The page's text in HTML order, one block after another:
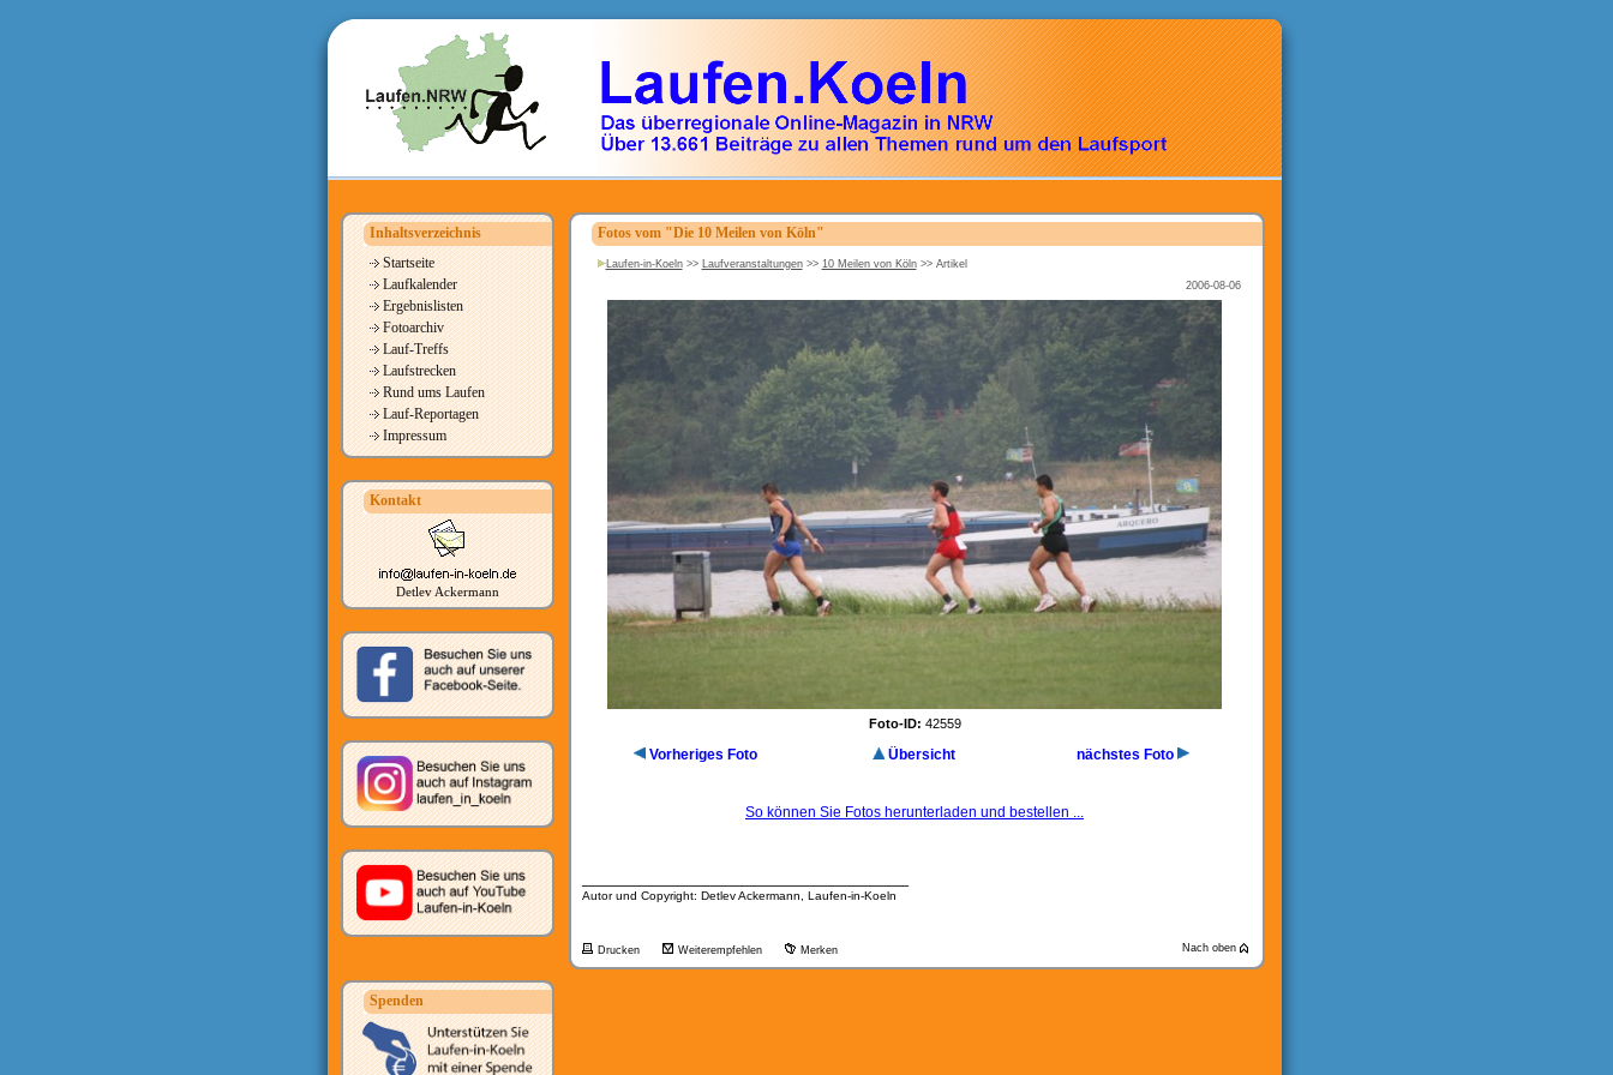
Inhaltsverzeichnis
Startseite
Laufkalender
Ergebnislisten
Fotoarchiv
Lauf-Treffs
Laufstrecken
Rund ums Laufen
Lauf-Reportagen
Impressum
Kontakt
Detlev Ackermann
Spenden
Fotos vom "Die 10 Meilen von Köln"
Laufen-in-Koeln>> Laufveranstaltungen>> 10 Meilen von Köln>> Artikel
2006-08-06
Foto-ID: 42559
Vorheriges Foto Übersicht nächstes Foto
So können Sie Fotos herunterladen und bestellen ...
Autor und Copyright: Detlev Ackermann, Laufen-in-Koeln
Drucken Weiterempfehlen Merken Nach oben